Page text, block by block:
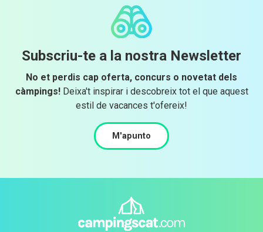
Subscriu-te a la nostra Newsletter
No et perdis cap oferta, concurs o novetat dels
càmpings!Deixa't inspirar i descobreix tot el que aquest
estil de vacances t'ofereix!
M'apunto